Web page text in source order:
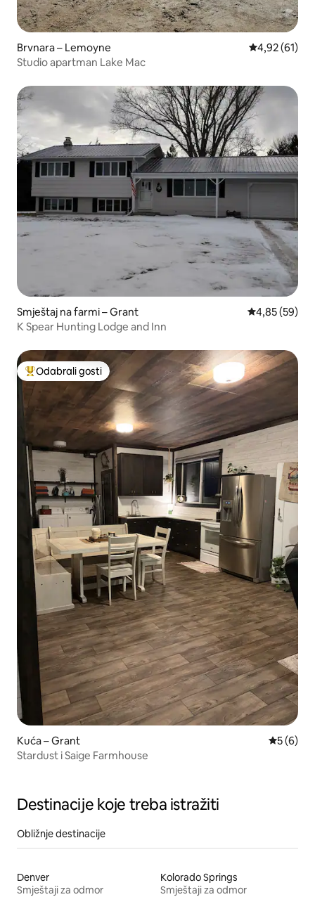
Brvnara – Lemoyne Prosječna
4,92 (61)
Studio apartman Lake Mac
Smještaj na farmi – Grant Prosječna
4,85 (59)
K Spear Hunting Lodge and Inn
Među najviše rangiranima s oznakom „Odabrali gosti”
Odabrali gosti
Kuća – Grant
5 (6)
Stardust i Saige Farmhouse
Destinacije koje treba istražiti
Obližnje destinacije
Denver
Smještaji za odmor
Kolorado Springs
Smještaji za odmor